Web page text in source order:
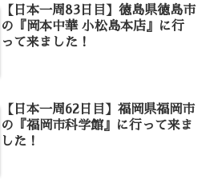
【日本一周83日目】徳島県徳島市
の『岡本中華 小松島本店』に行
って来ました！
【日本一周62日目】福岡県福岡市
の『福岡市科学館』に行って来ま
した！